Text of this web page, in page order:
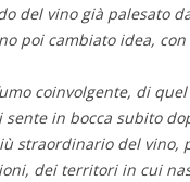
del vino già palesato
poi cambiato idea,
coinvolgente, di
in bocca subito
straordinario del vino,
dei territori in cui